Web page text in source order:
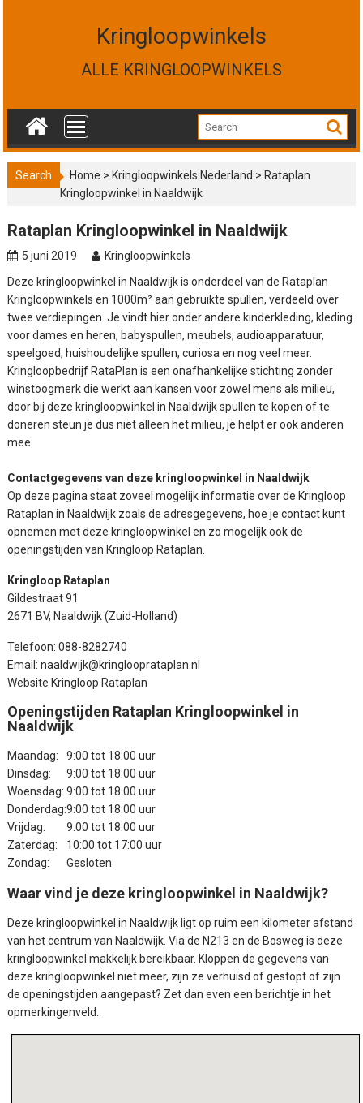
n
Kringloopwinkels
ALLE KRINGLOOPWINKELS
Search Home >Kringloopwinkels Nederland >Rataplan
Kringloopwinkel in Naaldwijk
Rataplan Kringloopwinkel in Naaldwijk
5 juni 2019
Kringloopwinkels
Deze kringloopwinkel in Naaldwijk is onderdeel van de Rataplan
Kringloopwinkels en 1000m² aan gebruikte spullen, verdeeld over
twee verdiepingen. Je vindt hier onder andere kinderkleding, kleding
voor dames en heren, babyspullen, meubels, audioapparatuur,
speelgoed, huishoudelijke spullen, curiosa en nog veel meer.
Kringloopbedrijf RataPlan is een onafhankelijke stichting zonder
winstoogmerk die werkt aan kansen voor zowel mens als milieu,
door bij deze kringloopwinkel in Naaldwijk spullen te kopen of te
doneren steun je dus niet alleen het milieu, je helpt er ook anderen
mee.
Contactgegevens van deze kringloopwinkel in Naaldwijk
Op deze pagina staat zoveel mogelijk informatie over de Kringloop
Rataplan in Naaldwijk zoals de adresgegevens, hoe je contact kunt
opnemen met deze kringloopwinkel en zo mogelijk ook de
openingstijden van Kringloop Rataplan.
Kringloop Rataplan
Gildestraat 91
2671 BV, Naaldwijk (Zuid-Holland)
Telefoon: 088-8282740
Email: naaldwijk@kringlooprataplan.nl
Website Kringloop Rataplan
Openingstijden Rataplan Kringloopwinkel in
Naaldwijk
Maandag:
9:00 tot 18:00 uur
Dinsdag:
9:00 tot 18:00 uur
Woensdag: 9:00 tot 18:00 uur
Donderdag:9:00 tot 18:00 uur
Vrijdag:
9:00 tot 18:00 uur
Zaterdag:
10:00 tot 17:00 uur
Zondag:
Gesloten
Waar vind je deze kringloopwinkel in Naaldwijk?
Dezekringloopwinkel in Naaldwijkligt op ruim een kilometer afstand
van het centrum van Naaldwijk. Via de N213 en de Bosweg is deze
kringloopwinkel makkelijk bereikbaar. Kloppen de gegevens van
deze kringloopwinkel niet meer, zijn ze verhuisd of gestopt of zijn
de openingstijden aangepast? Zet dan even een berichtje in het
opmerkingenveld.